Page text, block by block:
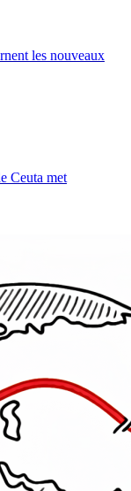
les nouveaux
Ceuta met